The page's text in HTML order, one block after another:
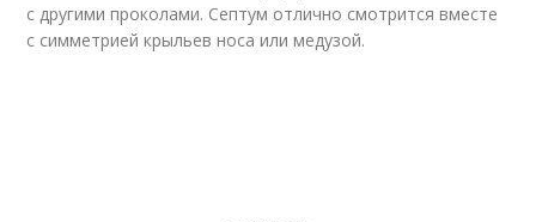
с другими проколами. Септум отлично смотрится вместе
с симметрией крыльев носа или медузой.